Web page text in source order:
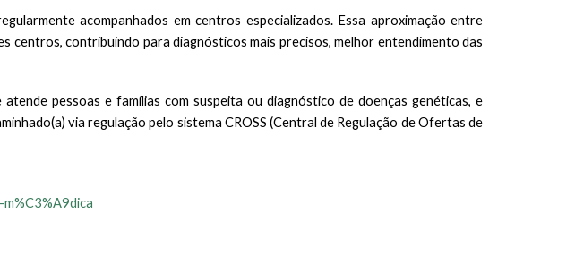
acompanhados em centros especializados. Essa aproximação entre
centros, contribuindo para diagnósticos mais precisos, melhor entendimento das
atende pessoas e famílias com suspeita ou diagnóstico de doenças genéticas, e
via regulação pelo sistema CROSS (Central de Regulação de Ofertas de